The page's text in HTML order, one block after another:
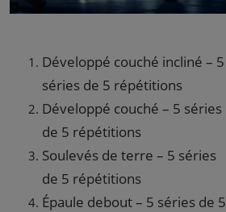
Développé couché incliné – 5
séries de 5 répétitions
Développé couché – 5 séries
de 5 répétitions
Soulevés de terre – 5 séries
de 5 répétitions
Épaule debout – 5 séries de 5